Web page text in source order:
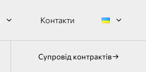
Контакти
Супровід контрактів